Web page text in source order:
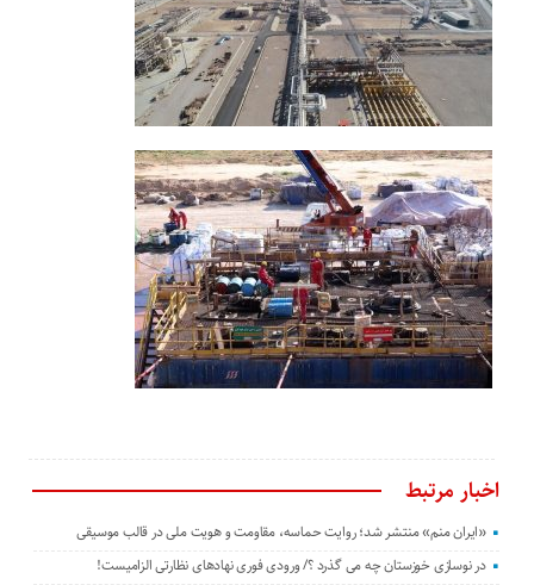
اخبار مرتبط
«ایران منم» منتشر شد؛ روایت حماسه، مقاومت و هویت ملی در قالب موسیقی
در نوسازی خوزستان چه می گذرد ؟/ ورودی فوری نهادهای نظارتی الزامیست!